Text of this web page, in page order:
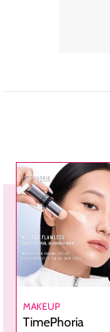
MAKEUP
TimePhoria